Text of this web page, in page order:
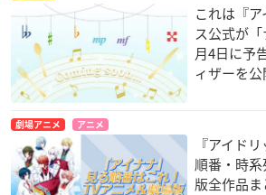
これは『
ス公式が
月4日に予
ィザーを公
劇場アニメ アニメ
『アイド
順番・時
版全作品ま